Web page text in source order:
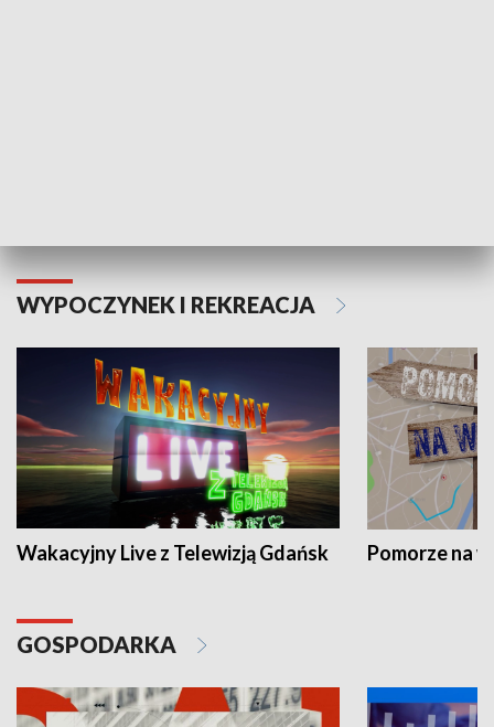
WYPOCZYNEK I REKREACJA
Wakacyjny Live z Telewizją Gdańsk Pomorze na
GOSPODARKA